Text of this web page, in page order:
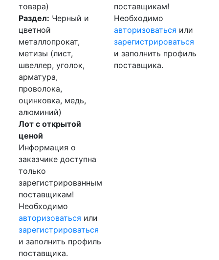
товара)
Раздел: Черный и
цветной
металлопрокат,
метизы (лист,
швеллер, уголок,
арматура,
проволока,
оцинковка, медь,
алюминий)
Лот с открытой
ценой
Информация о
заказчике доступна
только
зарегистрированным
поставщикам!
Необходимо
авторизоваться или
зарегистрироваться
и заполнить профиль
поставщика.
поставщикам!
Необходимо
авторизоваться или
зарегистрироваться
и заполнить профиль
поставщика.